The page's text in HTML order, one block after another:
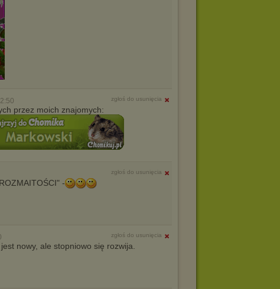
zgłoś do usunięcia
przez moich znajomych:
zgłoś do usunięcia
-
zgłoś do usunięcia
nowy, ale stopniowo się rozwija.